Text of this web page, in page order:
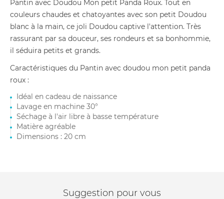
Pantin avec Doudou Mon petit Panda Roux. Tout en
couleurs chaudes et chatoyantes avec son petit Doudou
blanc à la main, ce joli Doudou captive l'attention. Très
rassurant par sa douceur, ses rondeurs et sa bonhommie,
il séduira petits et grands.
Caractéristiques du Pantin avec doudou mon petit panda
roux :
Idéal en cadeau de naissance
Lavage en machine 30°
Séchage à l'air libre à basse température
Matière agréable
Dimensions : 20 cm
Suggestion pour vous